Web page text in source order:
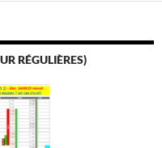
RÉGULIÈRES)